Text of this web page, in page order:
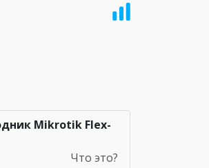
Mikrotik Flex-
Что это?